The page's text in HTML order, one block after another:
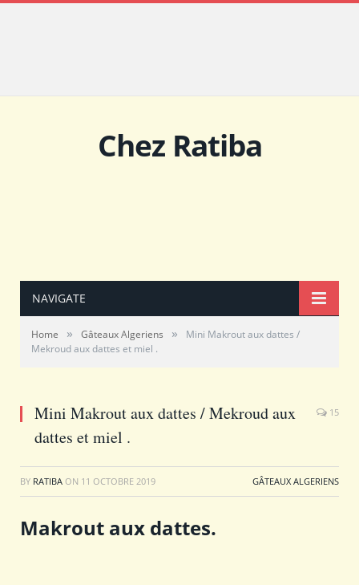
Chez Ratiba
NAVIGATE
Home » Gâteaux Algeriens »
Mini Makrout aux dattes /
Mekroud aux dattes et miel .
Mini Makrout aux dattes / Mekroud aux
dattes et miel .
15
BY RATIBA ON 11 OCTOBRE 2019 GÂTEAUX ALGERIENS
Makrout aux dattes.